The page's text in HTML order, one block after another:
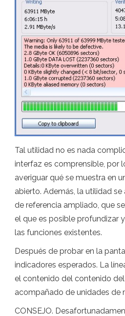
Tal utilidad no es nada
interfaz es comprensible, por
averiguar qué se muestra en
abierto. Además, la utilidad
de referencia ampliado, que
el que es posible profundizar
las funciones existentes.
Después de probar en la
indicadores esperados. La
el contenido del contenido
acompañado de unidades de
CONSEJO.